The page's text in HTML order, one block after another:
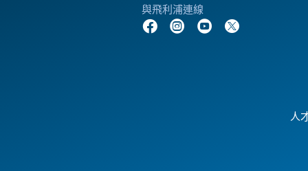
與飛利浦連線
人